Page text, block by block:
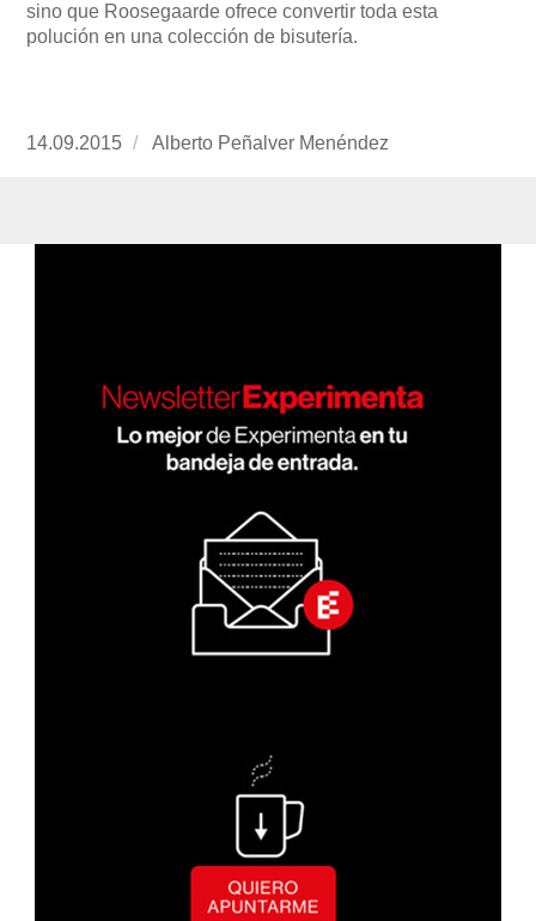
sino que Roosegaarde ofrece convertir toda esta
polución en una colección de bisutería.
Publicado
14.09.2015
https://www.experimenta.es/author/alberto-
Alberto Peñalver Menéndez